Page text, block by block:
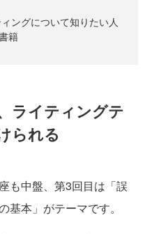
ングについて知りたい人
籍
ライティングテ
られる
も中盤、第3回目は「誤
基本」がテーマです。